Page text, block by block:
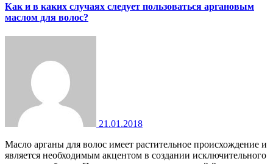
Как и в каких случаях следует пользоваться аргановым
маслом для волос?
21.01.2018
Масло арганы для волос имеет растительное происхождение и
является необходимым акцентом в создании исключительного